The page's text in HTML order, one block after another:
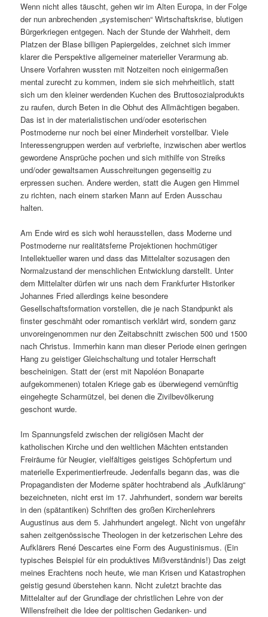
Wenn nicht alles täuscht, gehen wir im Alten Europa, in der Folge
der nun anbrechenden „systemischen“ Wirtschaftskrise, blutigen
Bürgerkriegen entgegen. Nach der Stunde der Wahrheit, dem
Platzen der Blase billigen Papiergeldes, zeichnet sich immer
klarer die Perspektive allgemeiner materieller Verarmung ab.
Unsere Vorfahren wussten mit Notzeiten noch einigermaßen
mental zurecht zu kommen, indem sie sich mehrheitlich, statt
sich um den kleiner werdenden Kuchen des Bruttosozialprodukts
zu raufen, durch Beten in die Obhut des Allmächtigen begaben.
Das ist in der materialistischen und/oder esoterischen
Postmoderne nur noch bei einer Minderheit vorstellbar. Viele
Interessengruppen werden auf verbriefte, inzwischen aber wertlos
gewordene Ansprüche pochen und sich mithilfe von Streiks
und/oder gewaltsamen Ausschreitungen gegenseitig zu
erpressen suchen. Andere werden, statt die Augen gen Himmel
zu richten, nach einem starken Mann auf Erden Ausschau
halten.
Am Ende wird es sich wohl herausstellen, dass Moderne und
Postmoderne nur realitätsferne Projektionen hochmütiger
Intellektueller waren und dass das Mittelalter sozusagen den
Normalzustand der menschlichen Entwicklung darstellt. Unter
dem Mittelalter dürfen wir uns nach dem Frankfurter Historiker
Johannes Fried allerdings keine besondere
Gesellschaftsformation vorstellen, die je nach Standpunkt als
finster geschmäht oder romantisch verklärt wird, sondern ganz
unvoreingenommen nur den Zeitabschnitt zwischen 500 und 1500
nach Christus. Immerhin kann man dieser Periode einen geringen
Hang zu geistiger Gleichschaltung und totaler Herrschaft
bescheinigen. Statt der (erst mit Napoléon Bonaparte
aufgekommenen) totalen Kriege gab es überwiegend vernünftig
eingehegte Scharmützel, bei denen die Zivilbevölkerung
geschont wurde.
Im Spannungsfeld zwischen der religiösen Macht der
katholischen Kirche und den weltlichen Mächten entstanden
Freiräume für Neugier, vielfältiges geistiges Schöpfertum und
materielle Experimentierfreude. Jedenfalls begann das, was die
Propagandisten der Moderne später hochtrabend als „Aufklärung“
bezeichneten, nicht erst im 17. Jahrhundert, sondern war bereits
in den (spätantiken) Schriften des großen Kirchenlehrers
Augustinus aus dem 5. Jahrhundert angelegt. Nicht von ungefähr
sahen zeitgenössische Theologen in der ketzerischen Lehre des
Aufklärers René Descartes eine Form des Augustinismus. (Ein
typisches Beispiel für ein produktives Mißverständnis!) Das zeigt
meines Erachtens noch heute, wie man Krisen und Katastrophen
geistig gesund überstehen kann. Nicht zuletzt brachte das
Mittelalter auf der Grundlage der christlichen Lehre von der
Willensfreiheit die Idee der politischen Gedanken- und